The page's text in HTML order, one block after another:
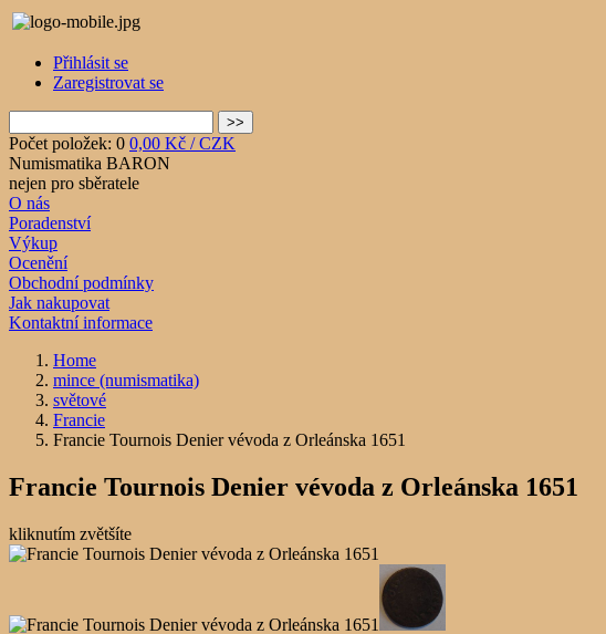
Přihlásit se
Zaregistrovat se
Počet položek: 0 0,00 Kč / CZK
Numismatika BARON
nejen pro sběratele
O nás
Poradenství
Výkup
Ocenění
Obchodní podmínky
Jak nakupovat
Kontaktní informace
Home
mince (numismatika)
světové
Francie
Francie Tournois Denier vévoda z Orleánska 1651
Francie Tournois Denier vévoda z Orleánska 1651
kliknutím zvětšíte